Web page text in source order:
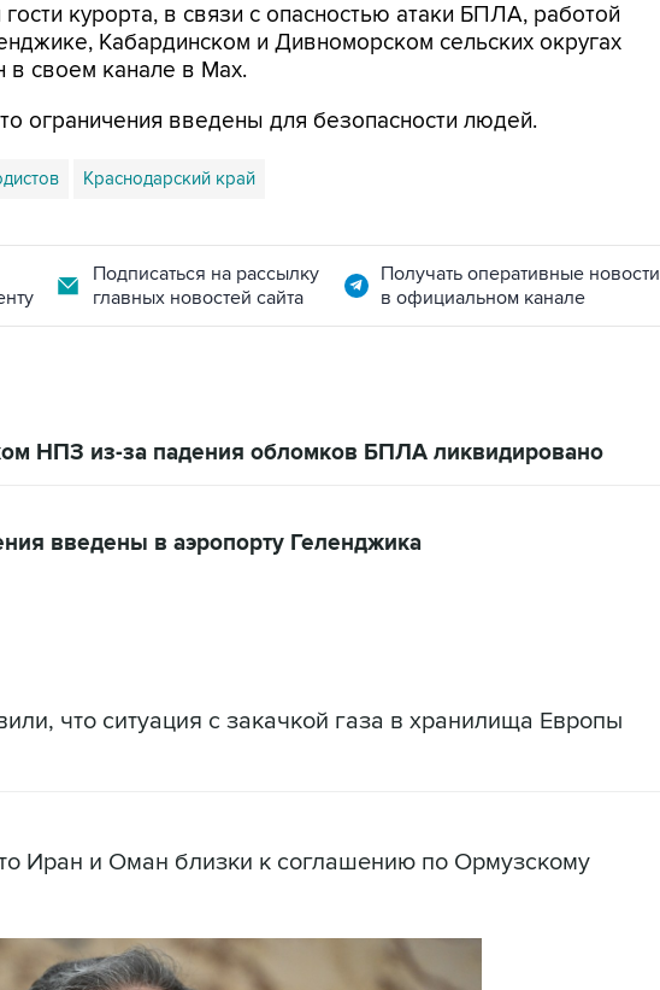
курорта, в связи с опасностью атаки БПЛА, работой
Кабардинском и Дивноморском сельских округах
в своем канале в Max.
ограничения введены для безопасности людей.
Краснодарский край
Подписаться на рассылку
главных новостей сайта
Получать оперативные новости
в официальном канале
НПЗ из-за падения обломков БПЛА ликвидировано
введены в аэропорту Геленджика
что ситуация с закачкой газа в хранилища Европы
Иран и Оман близки к соглашению по Ормузскому